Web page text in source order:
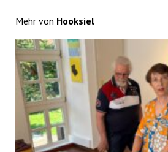
Mehr von Hooksiel